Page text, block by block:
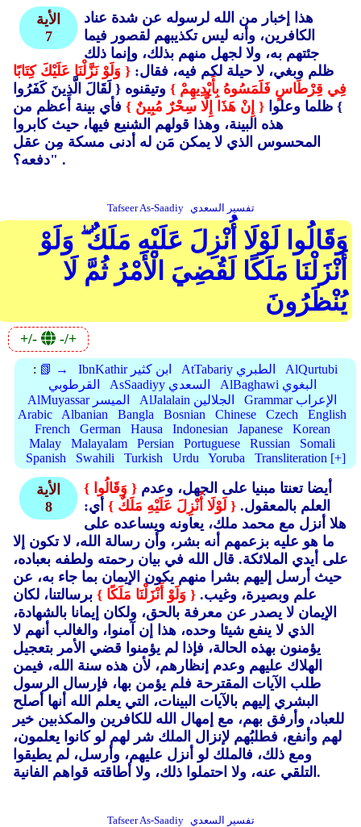
الأية
7
هذا إخبار من الله لرسوله عن شدة عناد
الكافرين، وأنه ليس تكذيبهم لقصور فيما
جئتهم به، ولا لجهل منهم بذلك، وإنما ذلك
ظلم وبغي، لا حيلة لكم فيه، فقال: { وَلَوْ نَزَّلْنَا عَلَيْكَ كِتَابًا
فِي قِرْطَاسٍ فَلَمَسُوهُ بِأَيْدِيهِمْ } وتيقنوه { لَقَالَ الَّذِينَ كَفَرُوا
} ظلما وعلوا { إِنْ هَذَا إِلَّا سِحْرٌ مُبِينٌ } فأي بينة أعظم من
هذه البينة، وهذا قولهم الشنيع فيها، حيث كابروا
المحسوس الذي لا يمكن مَن له أدنى مسكة مِن عقل
دفعه؟" .
Tafseer As-Saadiy تفسير السعدي
وَقَالُوا لَوْلَا أُنْزِلَ عَلَيْهِ مَلَكٌ ۖ وَلَوْ
أَنْزَلْنَا مَلَكًا لَقُضِيَ الْأَمْرُ ثُمَّ لَا
يُنْظَرُونَ
+/- -/+
: 📗 → IbnKathir ابن كثير AtTabariy الطبري
AlQurtubi
القرطوبي
AsSaadiyy السعدي
AlBaghawi البغوي
AlMuyassar الميسر
AlJalalain الجلالين
Grammar الإعراب
Arabic
Albanian Bangla Bosnian Chinese Czech
English
French
German Hausa Indonesian Japanese
Korean
Malay
Malayalam Persian Portuguese Russian
Somali
Spanish
Swahili Turkish Urdu Yoruba Transliteration [+]
الأية
8
{ وَقَالُوا }
العلم بالمعقول. { لَوْلَا أُنْزِلَ عَلَيْهِ مَلَكٌ } أي:
هلا أنزل مع محمد ملك، يعاونه ويساعده على
ما هو عليه بزعمهم أنه بشر، وأن رسالة الله، لا تكون إلا
على أيدي الملائكة. قال الله في بيان رحمته ولطفه بعباده،
حيث أرسل إليهم بشرا منهم يكون الإيمان بما جاء به، عن
علم وبصيرة، وغيب. { وَلَوْ أَنْزَلْنَا مَلَكًا } برسالتنا، لكان
الإيمان لا يصدر عن معرفة بالحق، ولكان إيمانا بالشهادة،
الذي لا ينفع شيئا وحده، هذا إن آمنوا، والغالب أنهم لا
يؤمنون بهذه الحالة، فإذا لم يؤمنوا قضي الأمر بتعجيل
الهلاك عليهم وعدم إنظارهم، لأن هذه سنة الله، فيمن
طلب الآيات المقترحة فلم يؤمن بها، فإرسال الرسول
البشري إليهم بالآيات البينات، التي يعلم الله أنها أصلح
للعباد، وأرفق بهم، مع إمهال الله للكافرين والمكذبين خير
لهم وأنفع، فطلبُهم لإنزال الملك شر لهم لو كانوا يعلمون،
ومع ذلك، فالملك لو أنزل عليهم، وأرسل، لم يطيقوا
التلقي عنه، ولا احتملوا ذلك، ولا أطاقته قواهم الفانية.
Tafseer As-Saadiy تفسير السعدي